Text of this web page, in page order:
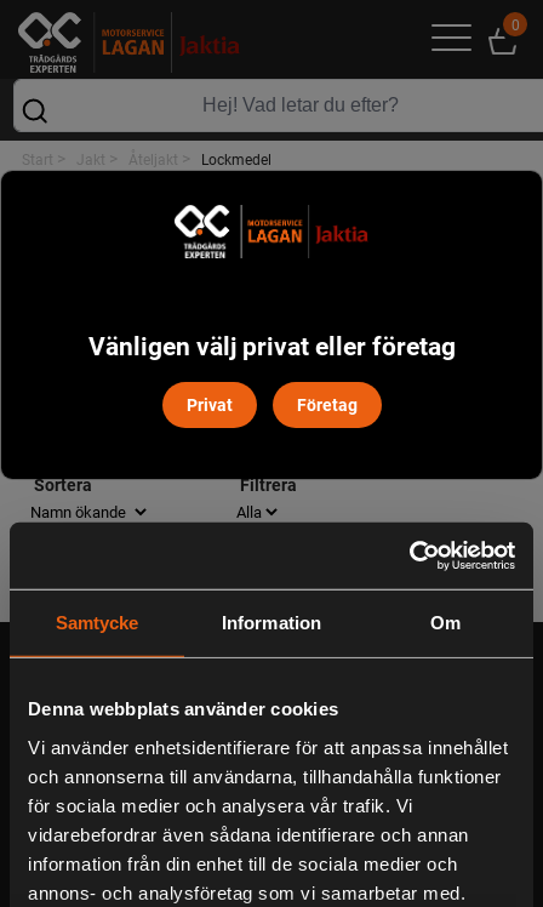
Samtycke Information Om
Denna webbplats använder cookies
Vi använder enhetsidentifierare för att anpassa innehållet
och annonserna till användarna, tillhandahålla funktioner
för sociala medier och analysera vår trafik. Vi
vidarebefordrar även sådana identifierare och annan
information från din enhet till de sociala medier och
annons- och analysföretag som vi samarbetar med.
0
Start > Jakt > Åteljakt > Lockmedel
POPULÄRT I DENNA KATEGORI
LOCKMEDEL
Sortera Filtrera
Välkommen in till vår personliga verkstad som servar och reparerar
alla märken!
Blocket/Begagnat
Fyndvaror och begagnade varor hittar du på vår Blocket-butik!
Vänligen välj privat eller företag
Privat Företag